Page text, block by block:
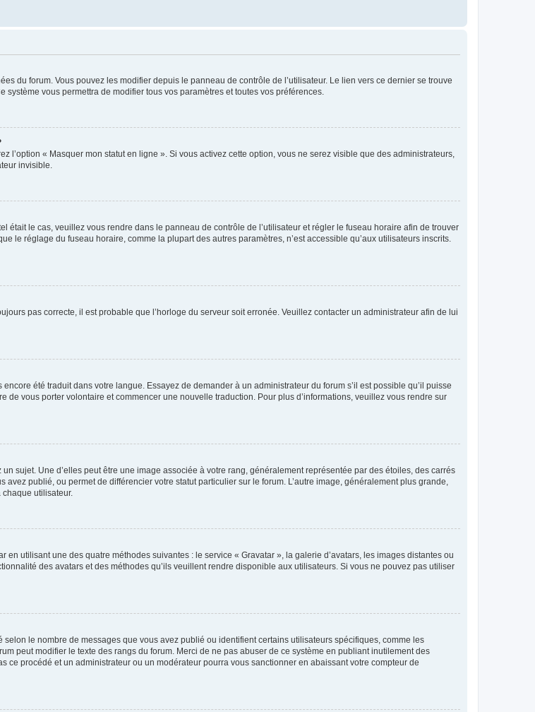
du forum. Vous pouvez les modifier depuis le panneau de contrôle de l’utilisateur. Le lien vers ce dernier se trouve
vous permettra de modifier tous vos paramètres et toutes vos préférences.
l’option « Masquer mon statut en ligne ». Si vous activez cette option, vous ne serez visible que des administrateurs,
invisible.
était le cas, veuillez vous rendre dans le panneau de contrôle de l’utilisateur et régler le fuseau horaire afin de trouver
le réglage du fuseau horaire, comme la plupart des autres paramètres, n’est accessible qu’aux utilisateurs inscrits.
pas correcte, il est probable que l’horloge du serveur soit erronée. Veuillez contacter un administrateur afin de lui
été traduit dans votre langue. Essayez de demander à un administrateur du forum s’il est possible qu’il puisse
vous porter volontaire et commencer une nouvelle traduction. Pour plus d’informations, veuillez vous rendre sur
sujet. Une d’elles peut être une image associée à votre rang, généralement représentée par des étoiles, des carrés
publié, ou permet de différencier votre statut particulier sur le forum. L’autre image, généralement plus grande,
utilisateur.
utilisant une des quatre méthodes suivantes : le service « Gravatar », la galerie d’avatars, les images distantes ou
des avatars et des méthodes qu’ils veuillent rendre disponible aux utilisateurs. Si vous ne pouvez pas utiliser
le nombre de messages que vous avez publié ou identifient certains utilisateurs spécifiques, comme les
peut modifier le texte des rangs du forum. Merci de ne pas abuser de ce système en publiant inutilement des
ce procédé et un administrateur ou un modérateur pourra vous sanctionner en abaissant votre compteur de